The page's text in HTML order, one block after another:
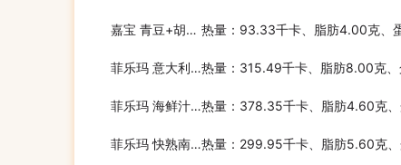
嘉宝 青豆+胡萝卜+奶酪通心粉套餐 热量：93.33千卡、脂肪4.00克、
菲乐玛 意大利蘑菇饺子热量：315.49千卡、脂肪8.00克
菲乐玛 海鲜汁意粉热量：378.35千卡、脂肪4.60克
菲乐玛 快熟南意风情螺旋粉热量：299.95千卡、脂肪5.60克